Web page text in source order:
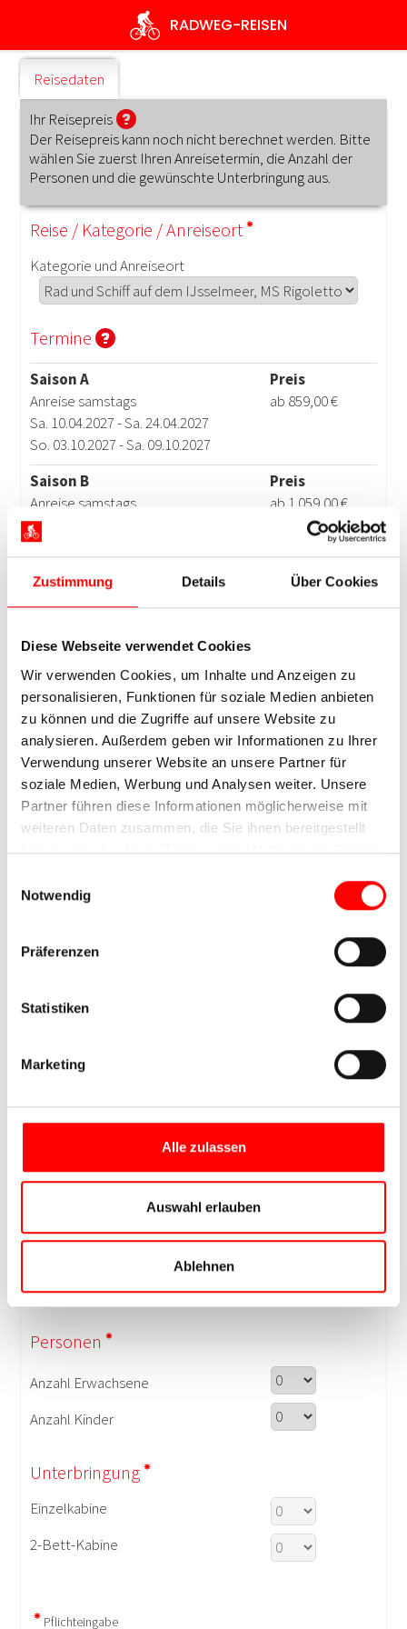
Zustimmung Details Über Cookies
Diese Webseite verwendet Cookies
Wir verwenden Cookies, um Inhalte und Anzeigen zu
personalisieren, Funktionen für soziale Medien anbieten
zu können und die Zugriffe auf unsere Website zu
analysieren. Außerdem geben wir Informationen zu Ihrer
Verwendung unserer Website an unsere Partner für
soziale Medien, Werbung und Analysen weiter. Unsere
Partner führen diese Informationen möglicherweise mit
weiteren Daten zusammen, die Sie ihnen bereitgestellt
haben oder die sie im Rahmen Ihrer Nutzung der Dienste
Notwendig
Präferenzen
Statistiken
Marketing
Alle zulassen
Auswahl erlauben
Ablehnen
Inhalt
RADWEG-REISEN